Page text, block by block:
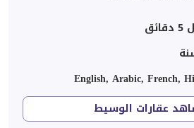
English, Arabic, French,